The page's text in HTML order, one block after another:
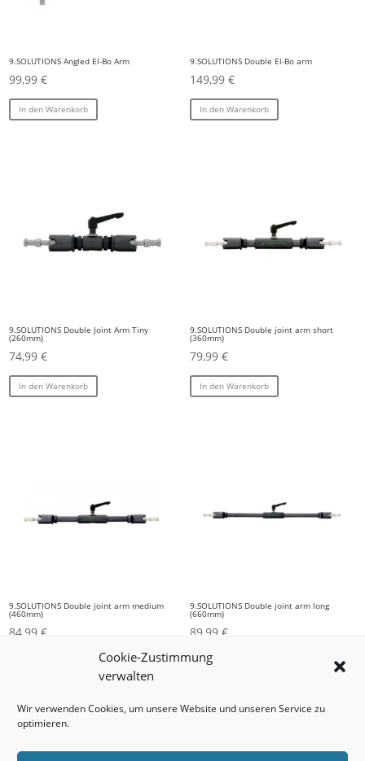
Cookie-Zustimmung
verwalten
Wir verwenden Cookies, um unsere Website und unseren Service zu
optimieren.
9.SOLUTIONS Angled El-Bo Arm
99,99€
In den Warenkorb
9.SOLUTIONS Double El-Bo arm
149,99 €
In den Warenkorb
9.SOLUTIONS Double Joint Arm Tiny
(260mm)
74,99€
In den Warenkorb
9.SOLUTIONS Double joint arm short
(360mm)
79,99 €
In den Warenkorb
9.SOLUTIONS Double joint arm medium
(460mm)
84,99€
9.SOLUTIONS Double joint arm long
(660mm)
89,99 €
In den Warenkorb